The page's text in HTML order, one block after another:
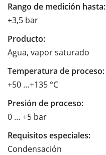
Rango de medición hasta:
+3,5 bar
Producto:
Agua, vapor saturado
Temperatura de proceso:
+50 …+135 °C
Presión de proceso:
0 … +5 bar
Requisitos especiales:
Condensación